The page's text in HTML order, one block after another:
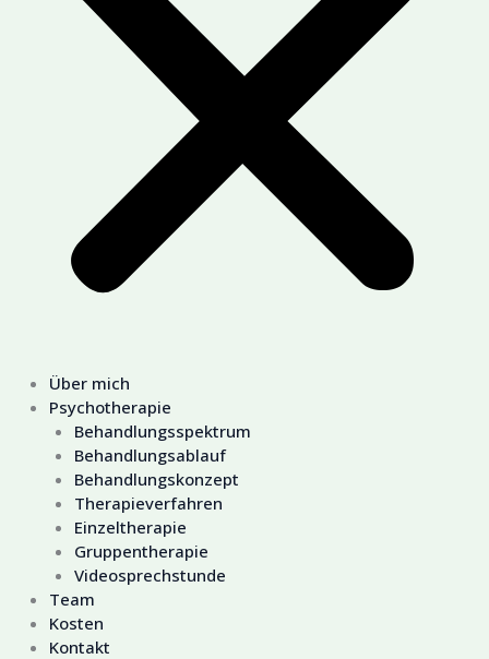
Über mich
Psychotherapie
Behandlungsspektrum
Behandlungsablauf
Behandlungskonzept
Therapieverfahren
Einzeltherapie
Gruppentherapie
Videosprechstunde
Team
Kosten
Kontakt